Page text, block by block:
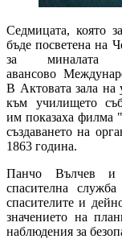
Седмицата, която
бъде посветена на
за миналата
авансово
В Актовата зала
към училището
им показаха филма
създаването на
1863 година.
Панчо Вълчев и
спасителна
спасителите и
значението на
наблюдения за